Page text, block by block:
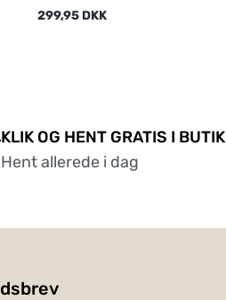
299,95 DKK
KLIK OG HENT GRATIS I BUTIK
Hent allerede i dag